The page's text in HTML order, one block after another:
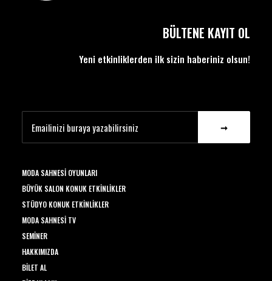
BÜLTENE KAYIT OL
Yeni etkinliklerden ilk sizin haberiniz olsun!
MODA SAHNESI OYUNLARI
BÜYÜK SALON KONUK ETKINLIKLER
STÜDYO KONUK ETKINLIKLER
MODA SAHNESI TV
SEMINER
HAKKIMIZDA
BILET AL